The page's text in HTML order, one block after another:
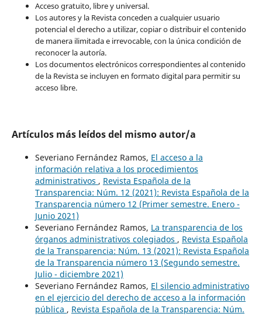
Acceso gratuito, libre y universal.
Los autores y la Revista conceden a cualquier usuario
potencial el derecho a utilizar, copiar o distribuir el contenido
de manera ilimitada e irrevocable, con la única condición de
reconocer la autoría.
Los documentos electrónicos correspondientes al contenido
de la Revista se incluyen en formato digital para permitir su
acceso libre.
Artículos más leídos del mismo autor/a
Severiano Fernández Ramos, El acceso a la
información relativa a los procedimientos
administrativos , Revista Española de la
Transparencia: Núm. 12 (2021): Revista Española de la
Transparencia número 12 (Primer semestre. Enero -
Junio 2021)
Severiano Fernández Ramos, La transparencia de los
órganos administrativos colegiados , Revista Española
de la Transparencia: Núm. 13 (2021): Revista Española
de la Transparencia número 13 (Segundo semestre.
Julio - diciembre 2021)
Severiano Fernández Ramos, El silencio administrativo
en el ejercicio del derecho de acceso a la información
pública , Revista Española de la Transparencia: Núm.